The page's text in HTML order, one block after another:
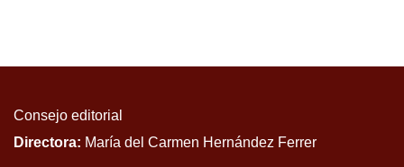
Consejo editorial
Directora: María del Carmen Hernández Ferrer